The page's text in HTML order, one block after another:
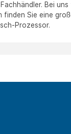
Bei
Sie eine
Prozessor.